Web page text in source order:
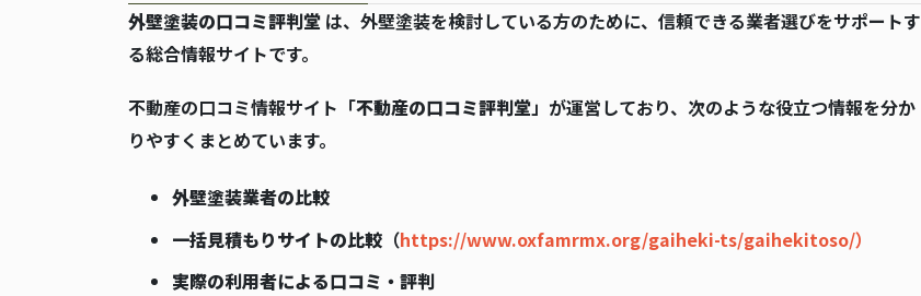
外壁塗装の口コミ評判堂 は、外壁塗装を検討している方のために、信頼できる業者選びをサポートす
る総合情報サイトです。
不動産の口コミ情報サイト「不動産の口コミ評判堂」が運営しており、次のような役立つ情報を分か
りやすくまとめています。
外壁塗装業者の比較
一括見積もりサイトの比較 （https://www.oxfamrmx.org/gaiheki-ts/gaihekitoso/）
実際の利用者による口コミ・評判